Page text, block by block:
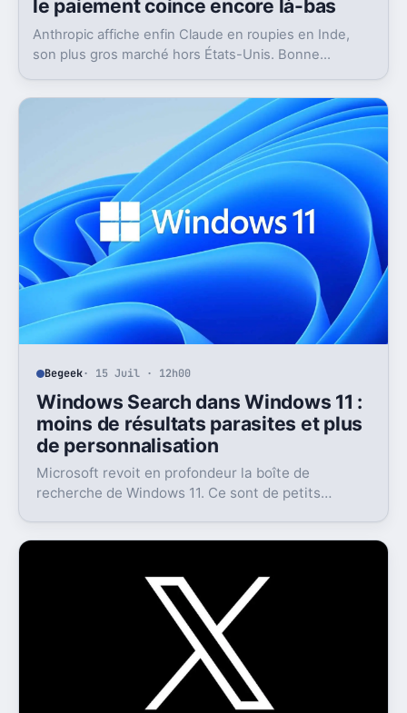
le paiement coince encore là-bas
Anthropic affiche enfin Claude en roupies en Inde,
son plus gros marché hors États-Unis. Bonne
abonnements.
Begeek· 15 Juil · 12h00
Windows Search dans Windows 11 :
moins de résultats parasites et plus
de personnalisation
Microsoft revoit en profondeur la boîte de
recherche de Windows 11. Ce sont de petits